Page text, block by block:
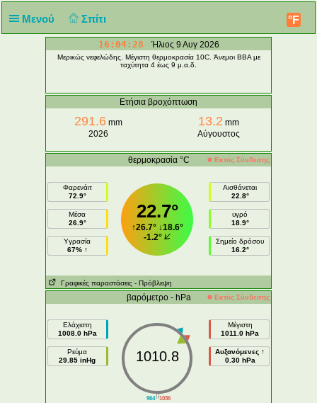
Μενού Σπίτι °F
16:04:28 Ήλιος 9 Αυγ 2026
Μερικώς νεφελώδης. Μέγιστη θερμοκρασία 10C. Άνεμοι ΒΒΑ με
ταχύτητα 4 έως 9 μ.α.δ.
Ετήσια βροχόπτωση
291.6mm
2026
13.2 mm
Αύγουστος
θερμοκρασία °C Εκτός Σύνδεσης
Φαρενάιτ
72.9°
Μέσα
26.9°
Υγρασία
67% ↑
22.7°
↑26.7°↓18.6°
-1.2°
Αισθάνεται
22.8°
υγρό
18.9°
Σημείο δρόσου
16.2°
Γραφικές παραστάσεις - Πρόβλεψη
βαρόμετρο - hPa Εκτός Σύνδεσης
Ελάχιστη
1008.0 hPa
Ρεύμα
29.85 inHg
||
964 1036
1010.8
Μέγιστη
1011.0 hPa
Αυξανόμενες ↑
0.30 hPa